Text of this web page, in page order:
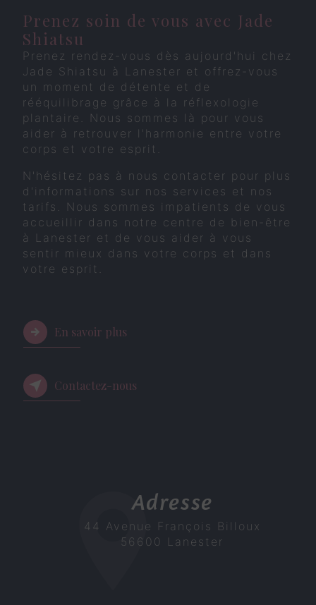
Prenez soin de vous avec Jade
Shiatsu
Prenez rendez-vous dès aujourd'hui chez
Jade Shiatsu à Lanester et offrez-vous
un moment de détente et de
rééquilibrage grâce à la réflexologie
plantaire. Nous sommes là pour vous
aider à retrouver l'harmonie entre votre
corps et votre esprit.
N'hésitez pas à nous contacter pour plus
d'informations sur nos services et nos
tarifs. Nous sommes impatients de vous
accueillir dans notre centre de bien-être
à Lanester et de vous aider à vous
sentir mieux dans votre corps et dans
votre esprit.
En savoir plus
Contactez-nous
Adresse
44 Avenue François Billoux
56600 Lanester